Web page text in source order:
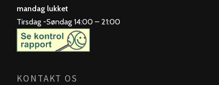
mandag lukket
Tirsdag -Søndag 14:00 – 21:00
KONTAKT OS